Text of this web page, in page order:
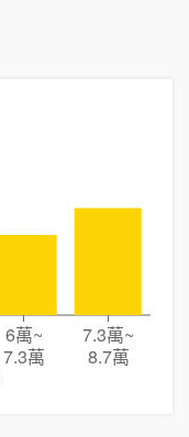
6萬~
7.3萬
7.3萬~
8.7萬